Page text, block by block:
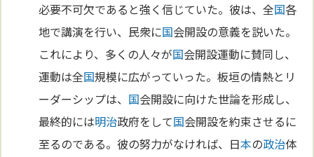
必要不可欠であると強く信じていた。彼は、全国各
地で講演を行い、民衆に国会開設の意義を説いた。
これにより、多くの人々が国会開設運動に賛同し、
運動は全国規模に広がっていった。板垣の情熱とリ
ーダーシップは、 国会開設に向けた世論を形成し、
最終的には明治政府をして国会開設を約束させるに
至るのである。彼の努力がなければ、日本の政治体